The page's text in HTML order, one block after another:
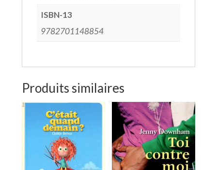
ISBN-13
9782701148854
Produits similaires